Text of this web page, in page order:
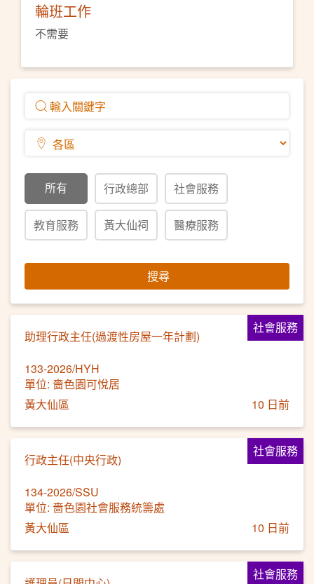
所有 行政總部 社會服務
教育服務 黃大仙祠 醫療服務
搜尋
社會服務
助理行政主任(過渡性房屋一年計劃)
133-2026/HYH
單位: 嗇色園可悅居
黃大仙區
10 日前
社會服務
行政主任(中央行政)
134-2026/SSU
單位: 嗇色園社會服務統籌處
黃大仙區
10 日前
社會服務
輪班工作
不需要